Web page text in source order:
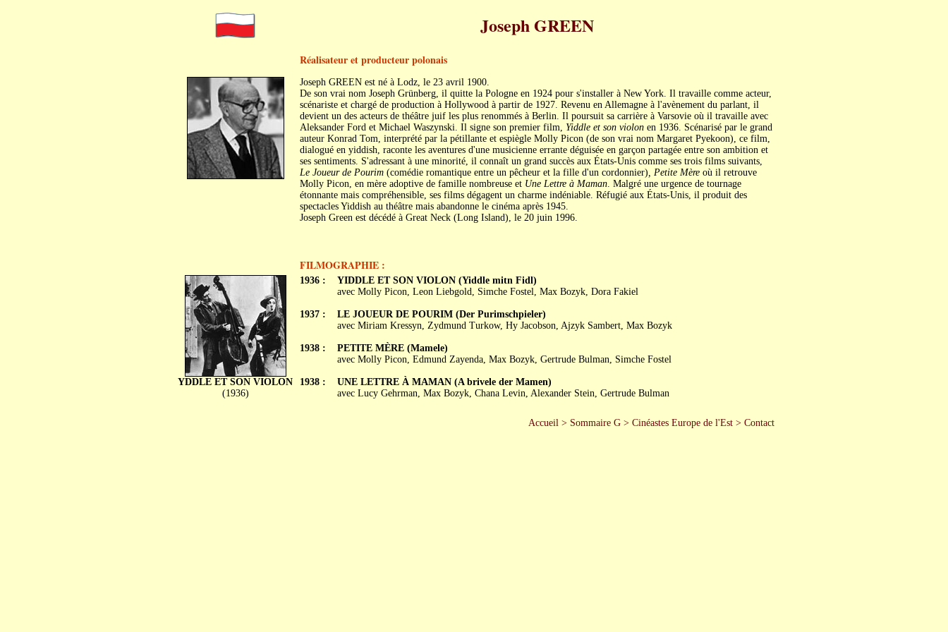
Joseph GREEN
Réalisateur et producteur polonais
Joseph GREEN est né à Lodz, le 23 avril 1900.
De son vrai nom Joseph Grünberg, il quitte la Pologne en 1924 pour s'installer à New York. Il travaille comme acteur,
scénariste et chargé de production à Hollywood à partir de 1927. Revenu en Allemagne à l'avènement du parlant, il
devient un des acteurs de théâtre juif les plus renommés à Berlin. Il poursuit sa carrière à Varsovie où il travaille avec
Aleksander Ford et Michael Waszynski. Il signe son premier film, Yiddle et son violonen 1936. Scénarisé par le grand
auteur Konrad Tom, interprété par la pétillante et espiègle Molly Picon (de son vrai nom Margaret Pyekoon), ce film,
dialogué en yiddish, raconte les aventures d'une musicienne errante déguisée en garçon partagée entre son ambition et
ses sentiments. S'adressant à une minorité, il connaît un grand succès aux États-Unis comme ses trois films suivants,
Le Joueur de Pourim (comédie romantique entre un pêcheur et la fille d'un cordonnier), Petite Mèreoù il retrouve
Molly Picon, en mère adoptive de famille nombreuse et Une Lettre à Maman. Malgré une urgence de tournage
étonnante mais compréhensible, ses films dégagent un charme indéniable. Réfugié aux États-Unis, il produit des
spectacles Yiddish au théâtre mais abandonne le cinéma après 1945.
Joseph Green est décédé à Great Neck (Long Island), le 20 juin 1996.
FILMOGRAPHIE :
YDDLE ET SON VIOLON
(1936)
1936 :
1937 :
1938 :
1938 :
YIDDLE ET SON VIOLON (Yiddle mitn Fidl)
avec Molly Picon, Leon Liebgold, Simche Fostel, Max Bozyk, Dora Fakiel
LE JOUEUR DE POURIM (Der Purimschpieler)
avec Miriam Kressyn, Zydmund Turkow, Hy Jacobson, Ajzyk Sambert, Max Bozyk
PETITE MÈRE (Mamele)
avec Molly Picon, Edmund Zayenda, Max Bozyk, Gertrude Bulman, Simche Fostel
UNE LETTRE À MAMAN (A brivele der Mamen)
avec Lucy Gehrman, Max Bozyk, Chana Levin, Alexander Stein, Gertrude Bulman
Accueil> Sommaire G> Cinéastes Europe de l'Est> Contact